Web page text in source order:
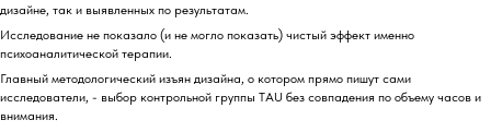
дизайне, так и выявленных по результатам.
Исследование не показало (и не могло показать) чистый эффект именно
психоаналитической терапии.
Главный методологический изъян дизайна, о котором прямо пишут сами
исследователи, - выбор контрольной группы TAU без совпадения по объему часов и
внимания.